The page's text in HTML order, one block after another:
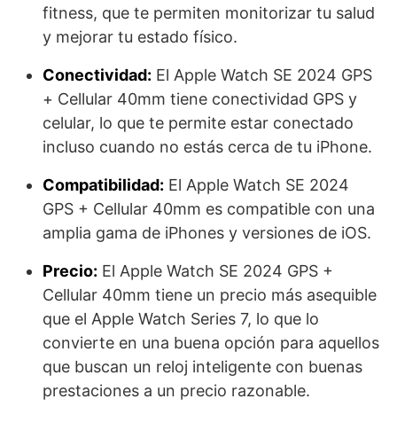
fitness, que te permiten monitorizar tu salud
y mejorar tu estado físico.
Conectividad: El Apple Watch SE 2024 GPS
+ Cellular 40mm tiene conectividad GPS y
celular, lo que te permite estar conectado
incluso cuando no estás cerca de tu iPhone.
Compatibilidad: El Apple Watch SE 2024
GPS + Cellular 40mm es compatible con una
amplia gama de iPhones y versiones de iOS.
Precio: El Apple Watch SE 2024 GPS +
Cellular 40mm tiene un precio más asequible
que el Apple Watch Series 7, lo que lo
convierte en una buena opción para aquellos
que buscan un reloj inteligente con buenas
prestaciones a un precio razonable.